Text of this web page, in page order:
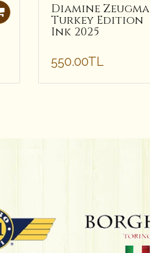
Diamine Zeugma
Turkey Edition
Ink 2025
550.00TL